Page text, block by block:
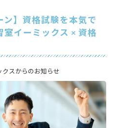
ン】資格試験を本気で
室イーミックス × 資格
スからのお知らせ